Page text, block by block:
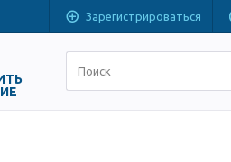
Зарегистрироваться